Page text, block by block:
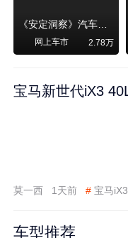
《安定洞察》汽车烧不烧油，和石油安全无关！
网上车市 2.78万
宝马新世代iX3
莫一西 1天前 # 宝马iX3
车型推荐